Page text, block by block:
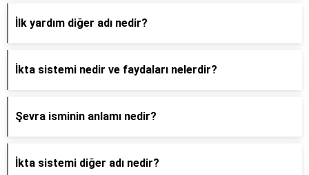
İlk yardım diğer adı nedir?
İkta sistemi nedir ve faydaları nelerdir?
Şevra isminin anlamı nedir?
İkta sistemi diğer adı nedir?